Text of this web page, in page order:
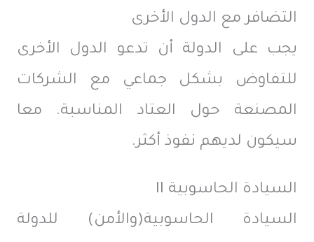
التضافر مع الدول الأخرى
يجب على الدولة أن تدعو الدول الأخرى
للتفاوض بشكل جماعي مع الشركات
المصنعة حول العتاد المناسبة. معا
سيكون لديهم نفوذ أكثر.
السيادة الحاسوبية II
السيادة الحاسوبية(والأمن) للدولة